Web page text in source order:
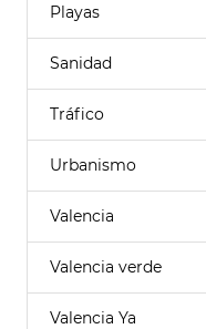
Playas
Sanidad
Tráfico
Urbanismo
Valencia
Valencia verde
Valencia Ya